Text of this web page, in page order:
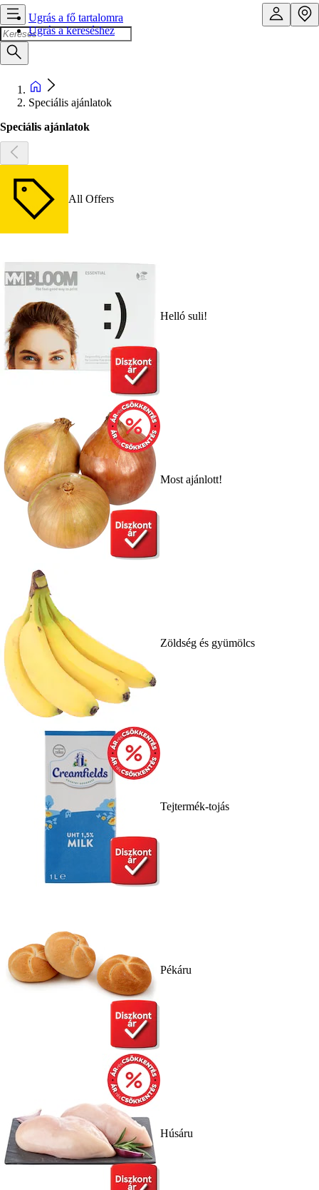
Ugrás a fő tartalomra
Ugrás a kereséshez
Speciális ajánlatok
Speciális ajánlatok
All Offers
Helló suli!
Most ajánlott!
Zöldség és gyümölcs
Tejtermék-tojás
Pékáru
Húsáru